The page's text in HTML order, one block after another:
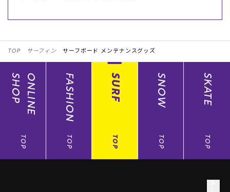
TOP サーフィン サーフボード メンテナンスグッズ
ONLINE
SHOP
TOP
FASHION
TOP
SURF
TOP
SNOW
TOP
SKATE
TOP